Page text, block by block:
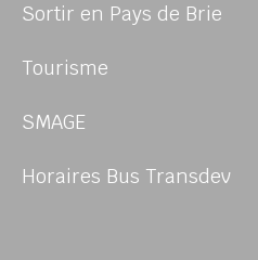
Sortir en Pays de Brie
Tourisme
SMAGE
Horaires Bus Transdev